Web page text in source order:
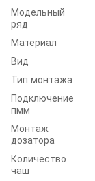
Модельный
ряд
Материал
Вид
Тип монтажа
Подключение
пмм
Монтаж
дозатора
Количество
чаш